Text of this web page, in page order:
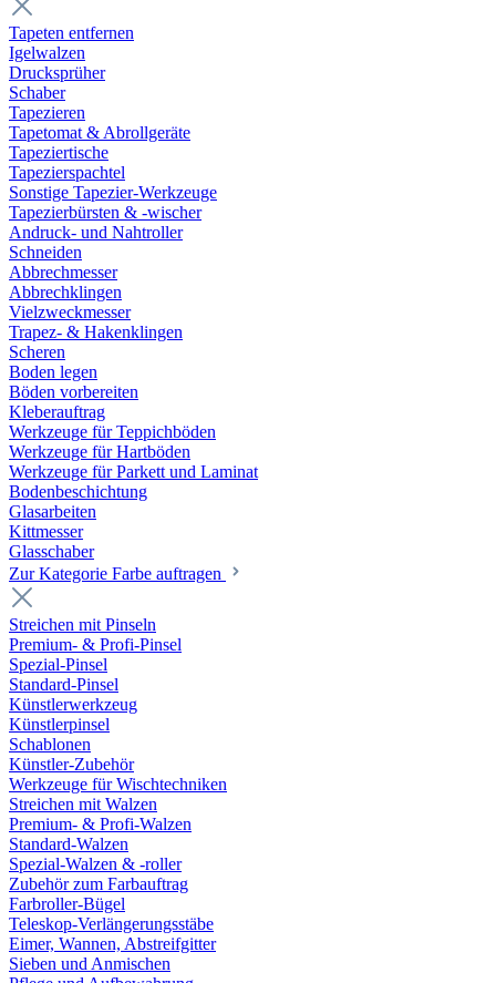
Tapeten entfernen
Igelwalzen
Drucksprüher
Schaber
Tapezieren
Tapetomat & Abrollgeräte
Tapeziertische
Tapezierspachtel
Sonstige Tapezier-Werkzeuge
Tapezierbürsten & -wischer
Andruck- und Nahtroller
Schneiden
Abbrechmesser
Abbrechklingen
Vielzweckmesser
Trapez- & Hakenklingen
Scheren
Boden legen
Böden vorbereiten
Kleberauftrag
Werkzeuge für Teppichböden
Werkzeuge für Hartböden
Werkzeuge für Parkett und Laminat
Bodenbeschichtung
Glasarbeiten
Kittmesser
Glasschaber
Zur Kategorie Farbe auftragen
Streichen mit Pinseln
Premium- & Profi-Pinsel
Spezial-Pinsel
Standard-Pinsel
Künstlerwerkzeug
Künstlerpinsel
Schablonen
Künstler-Zubehör
Werkzeuge für Wischtechniken
Streichen mit Walzen
Premium- & Profi-Walzen
Standard-Walzen
Spezial-Walzen & -roller
Zubehör zum Farbauftrag
Farbroller-Bügel
Teleskop-Verlängerungsstäbe
Eimer, Wannen, Abstreifgitter
Sieben und Anmischen